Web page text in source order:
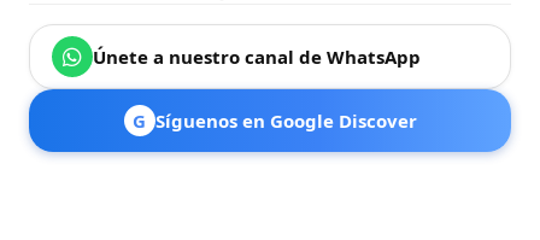
Únete a nuestro canal de WhatsApp
G Síguenos en Google Discover